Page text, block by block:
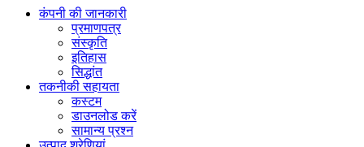
कंपनी की जानकारी
प्रमाणपत्र
संस्कृति
इतिहास
सिद्धांत
तकनीकी सहायता
कस्टम
डाउनलोड करें
सामान्य प्रश्न